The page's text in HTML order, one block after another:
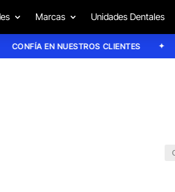
Marcas Unidades Dentales
CONFÍA EN NUESTROS CLIENTES